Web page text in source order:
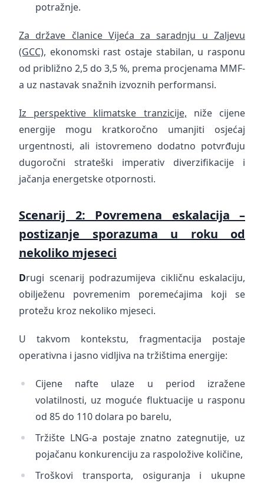
potražnje.
Za države članice Vijeća za saradnju u Zaljevu
(GCC), ekonomski rast ostaje stabilan, u rasponu
od približno 2,5 do 3,5 %, prema procjenama MMF-
a uz nastavak snažnih izvoznih performansi.
Iz perspektive klimatske tranzicije, niže cijene
energije mogu kratkoročno umanjiti osjećaj
urgentnosti, ali istovremeno dodatno potvrđuju
dugoročni strateški imperativ diverzifikacije i
jačanja energetske otpornosti.
Scenarij 2: Povremena eskalacija –
postizanje sporazuma u roku od
nekoliko mjeseci
Drugi scenarij podrazumijeva cikličnu eskalaciju,
obilježenu povremenim poremećajima koji se
protežu kroz nekoliko mjeseci.
U takvom kontekstu, fragmentacija postaje
operativna i jasno vidljiva na tržištima energije:
Cijene nafte ulaze u period izražene
volatilnosti, uz moguće fluktuacije u rasponu
od 85 do 110 dolara po barelu,
Tržište LNG-a postaje znatno zategnutije, uz
pojačanu konkurenciju za raspoložive količine,
Troškovi transporta, osiguranja i ukupne